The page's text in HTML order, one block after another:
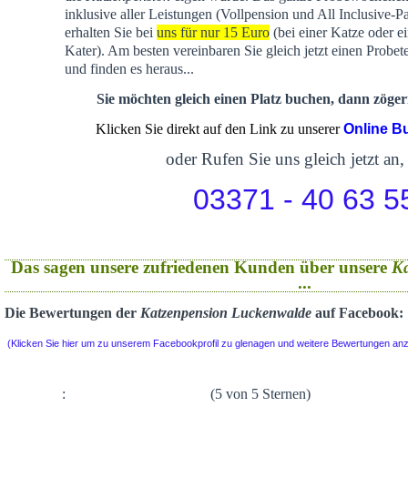
inklusive aller Leistungen (Vollpension und All Inclusive-
erhalten Sie bei uns für nur 15 Euro(bei einer Katze oder
Kater). Am besten vereinbaren Sie gleich jetzt einen
und finden es heraus...
Sie möchten gleich einen Platz buchen, dann
Klicken Sie direkt auf den Link zu unsererOnline
oder Rufen Sie uns gleich jetzt an,
03371 - 40 63
Das sagen unsere zufriedenen Kunden über unsere
...
Die Bewertungen der Katzenpension Luckenwalde auf Facebook:
(Klicken Sie hier um zu unserem Facebookprofil zu glenagen und weitere Bewertungen
: (5 von 5 Sternen)